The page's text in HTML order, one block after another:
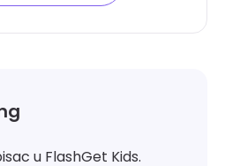
u FlashGet Kids.